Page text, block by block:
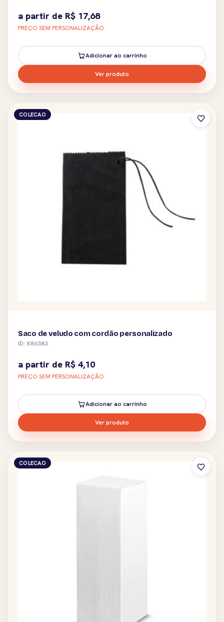
a partir de R$ 17,68
PREÇO SEM PERSONALIZAÇÃO
Adicionar ao carrinho
Ver produto
COLECAO
Saco de veludo com cordão personalizado
ID: X86383
a partir de R$ 4,10
PREÇO SEM PERSONALIZAÇÃO
Adicionar ao carrinho
Ver produto
COLECAO